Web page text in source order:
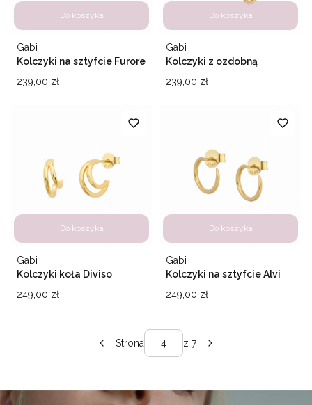
Do koszyka
Kolczyki na sztyfcie Furore
Producent
Gabi
Cena
239,00 zł
Do koszyka
Kolczyki z ozdobną
Producent
Gabi
Cena
239,00 zł
Do koszyka
Kolczyki koła Diviso
Producent
Gabi
Cena
249,00 zł
Do koszyka
Kolczyki na sztyfcie Alvi
Producent
Gabi
Cena
249,00 zł
Strona z 7